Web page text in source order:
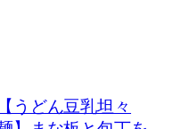
【うどん豆乳坦々